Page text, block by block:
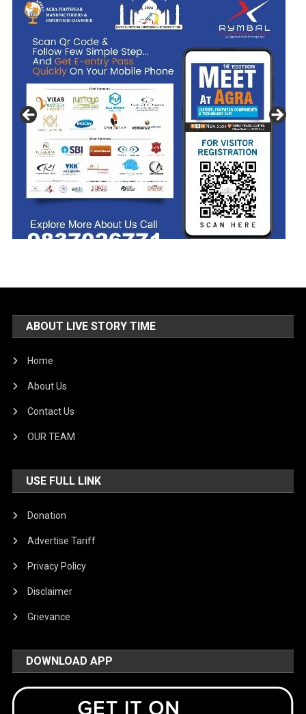
ABOUT LIVE STORY TIME
Home
About Us
Contact Us
OUR TEAM
USE FULL LINK
Donation
Advertise Tariff
Privacy Policy
Disclaimer
Grievance
DOWNLOAD APP